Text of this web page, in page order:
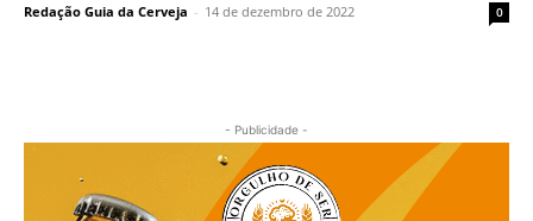
Redação Guia da Cerveja - 14 de dezembro de 2022 0
- Publicidade -